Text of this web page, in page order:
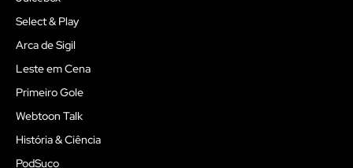
Select & Play
Arca de Sigil
Leste em Cena
Primeiro Gole
Webtoon Talk
História & Ciência
PodSuco